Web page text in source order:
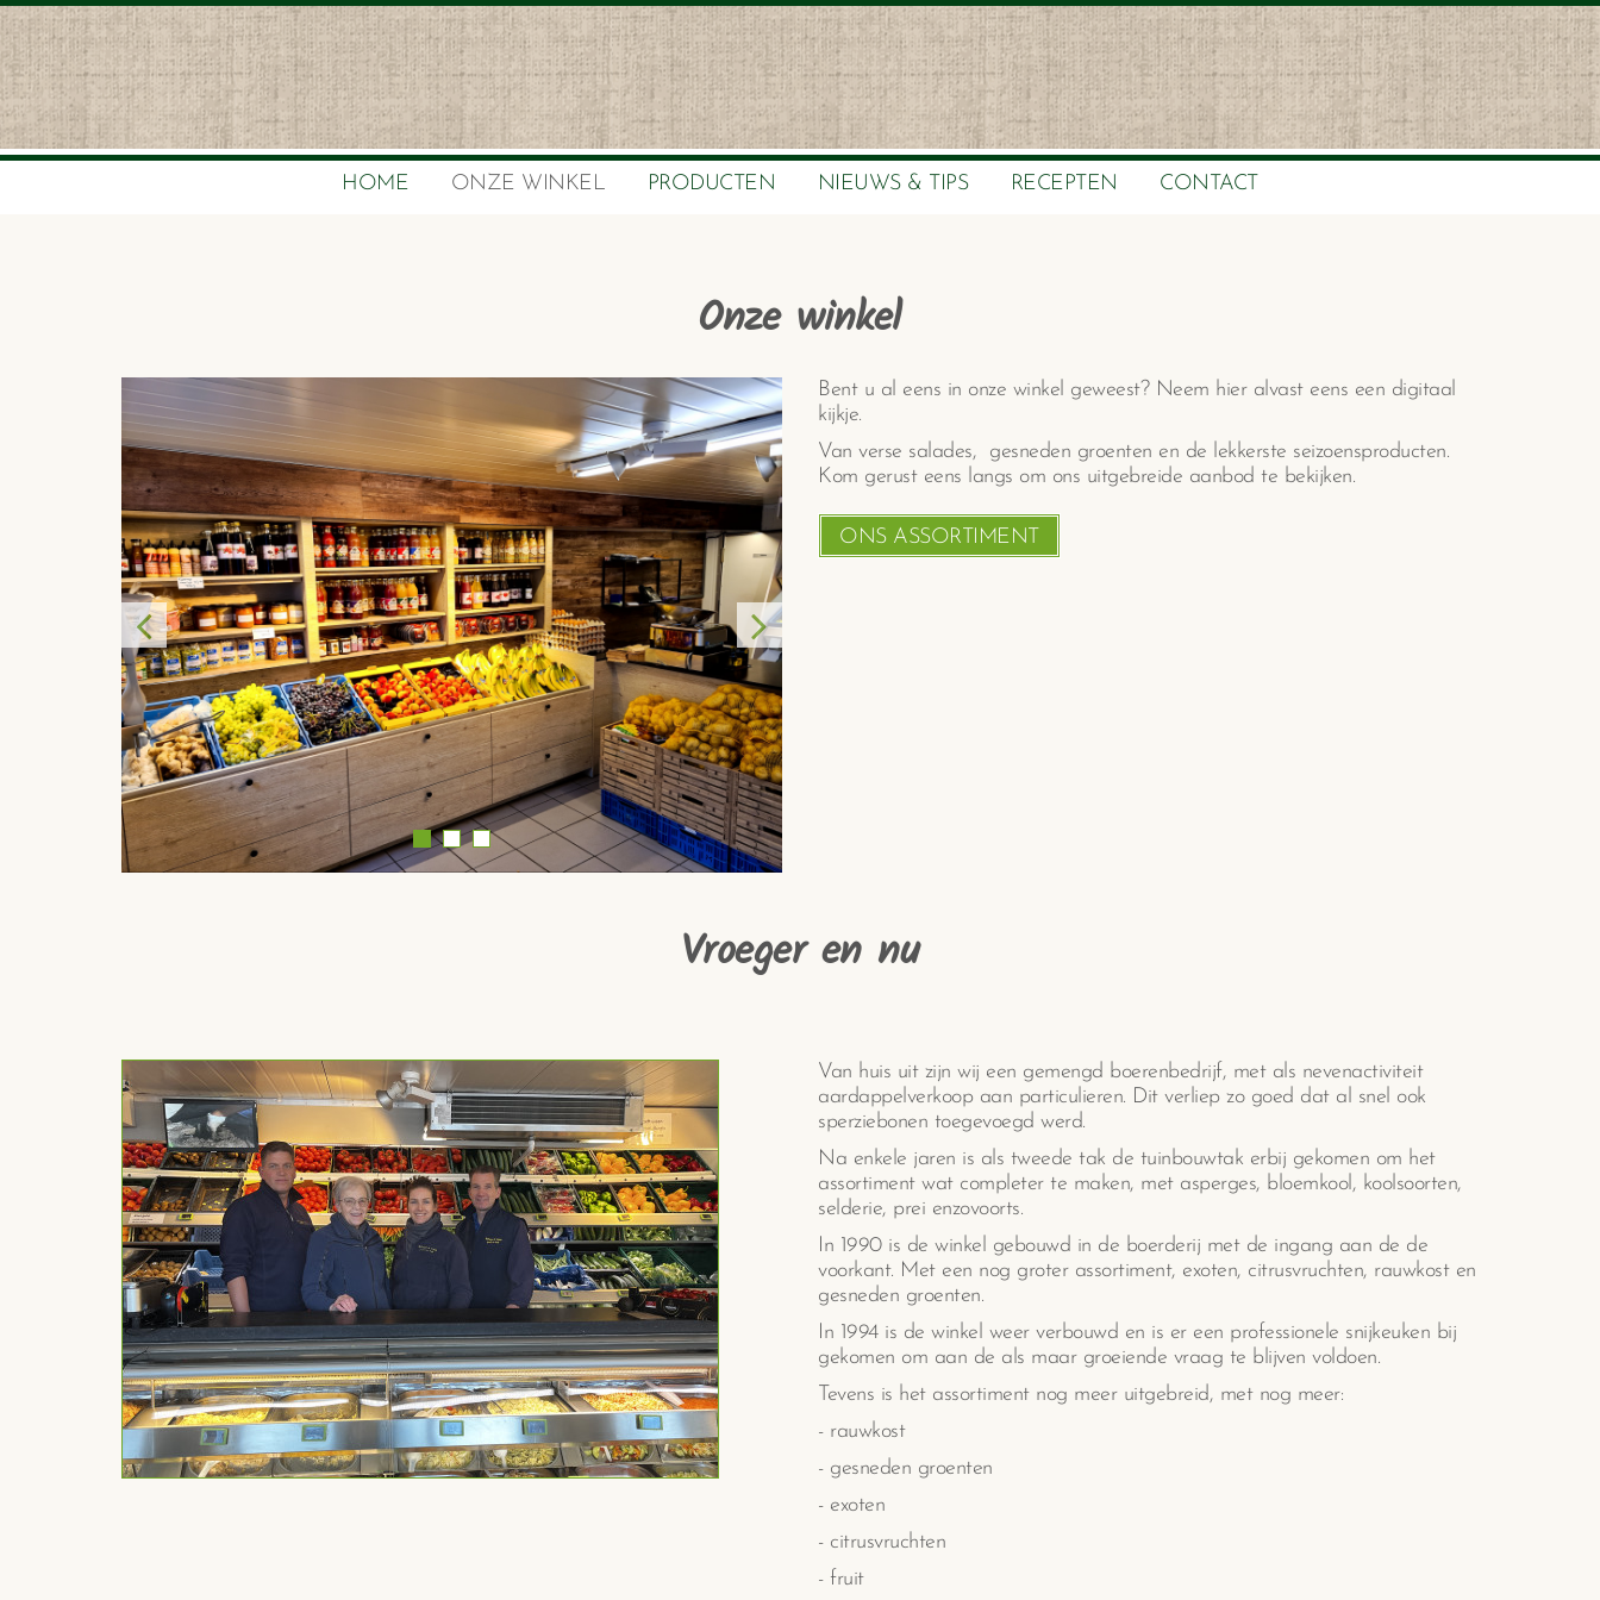
HOME ONZE WINKEL PRODUCTEN NIEUWS & TIPS RECEPTEN CONTACT
Onze winkel
Bent u al eens in onze winkel geweest? Neem hier alvast eens een digitaal
kijkje.
Van verse salades, gesneden groenten en de lekkerste seizoensproducten.
Kom gerust eens langs om ons uitgebreide aanbod te bekijken.
ONS ASSORTIMENT
Vroeger en nu
Van huis uit zijn wij een gemengd boerenbedrijf, met als nevenactiviteit
aardappelverkoop aan particulieren. Dit verliep zo goed dat al snel ook
sperziebonen toegevoegd werd.
Na enkele jaren is als tweede tak de tuinbouwtak erbij gekomen om het
assortiment wat completer te maken, met asperges, bloemkool, koolsoorten,
selderie, prei enzovoorts.
In 1990 is de winkel gebouwd in de boerderij met de ingang aan de de
voorkant. Met een nog groter assortiment, exoten, citrusvruchten, rauwkost en
gesneden groenten.
In 1994 is de winkel weer verbouwd en is er een professionele snijkeuken bij
gekomen om aan de als maar groeiende vraag te blijven voldoen.
Tevens is het assortiment nog meer uitgebreid, met nog meer:
- rauwkost
- gesneden groenten
- exoten
- citrusvruchten
- fruit